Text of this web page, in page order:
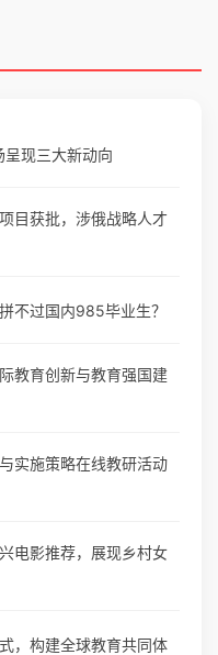
现三大新动向
目获批，涉俄战略人才
不过国内985毕业生？
教育创新与教育强国建
实施策略在线教研活动
电影推荐，展现乡村女
，构建全球教育共同体